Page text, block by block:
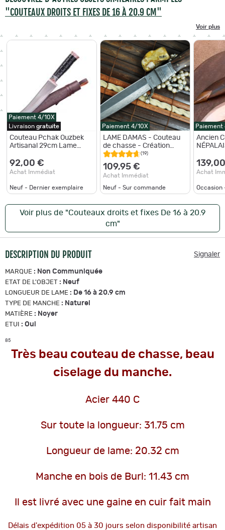
"COUTEAUX DROITS ET FIXES DE 16 À 20.9 CM"
Voir plus
Paiement 4/10X
Livraison gratuite
Couteau Pchak Ouzbek
Artisanal 29cm Lame
Sombre
92,00 €
Achat Immédiat
Neuf - Dernier exemplaire
Paiement 4/10X
LAME DAMAS - Couteau
de chasse - Création
artisanale
(19)
109,95 €
Achat Immédiat
Neuf - Sur commande
Paiement
Ancien
Achat
Occasion
Voir plus de "Couteaux droits et fixes De 16 à 20.9
cm"
DESCRIPTION DU PRODUIT Signaler
MARQUE : Non Communiquée
ETAT DE L'OBJET : Neuf
LONGUEUR DE LAME : De 16 à 20.9 cm
TYPE DE MANCHE : Naturel
MATIÈRE : Noyer
ETUI : Oui
85
Très beau couteau de chasse, beau
ciselage du manche.
Acier 440 C
Sur toute la longueur: 31.75 cm
Longueur de lame: 20.32 cm
Manche en bois de Burl: 11.43 cm
Il est livré avec une gaine en cuir fait main
Délais d'expédition 05 à 30 jours selon disponibilité artisan